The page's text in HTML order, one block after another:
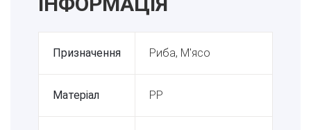
Призначення Риба, М'ясо
Матеріал PP